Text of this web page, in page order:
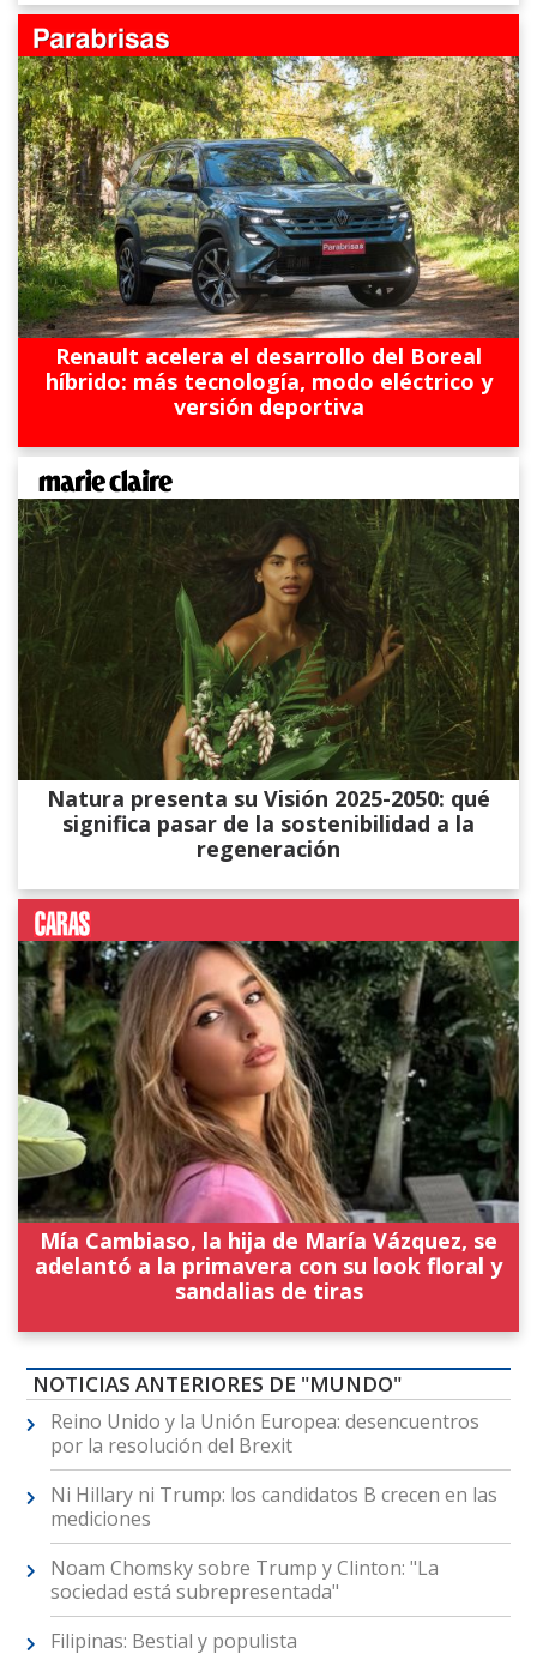
Renault acelera el desarrollo del Boreal
híbrido: más tecnología, modo eléctrico y
versión deportiva
Natura presenta su Visión 2025-2050: qué
significa pasar de la sostenibilidad a la
regeneración
Mía Cambiaso, la hija de María Vázquez, se
adelantó a la primavera con su look floral y
sandalias de tiras
NOTICIAS ANTERIORES DE "MUNDO"
Reino Unido y la Unión Europea: desencuentros
por la resolución del Brexit
Ni Hillary ni Trump: los candidatos B crecen en las
mediciones
Noam Chomsky sobre Trump y Clinton: "La
sociedad está subrepresentada"
Filipinas: Bestial y populista